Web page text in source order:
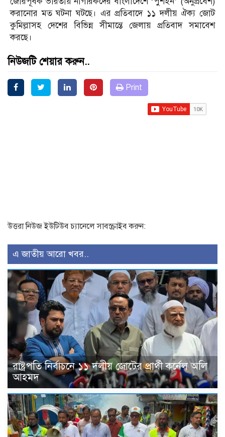
করানোর মত ঘটনা ঘটছে। এর প্রতিবাদে ১১ দলীয় ঐক্য জোট
কুমিল্লাসহ দেশের বিভিন্ন সীমান্তে জেলায় প্রতিবাদ সমাবেশ
করছে।
নিউজটি শেয়ার করুন..
Print
উত্তরা নিউজ ইউটিউব চ্যানেলে সাবস্ক্রাইব করুন:
এ জাতীয় আরো খবর..
রাষ্ট্রপতি নির্বাচনে ১১ দলীয় জোটের প্রার্থী কর্নেল অলি
আহমদ